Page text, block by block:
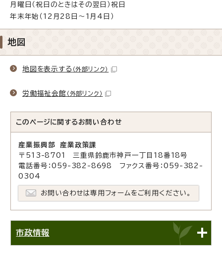
月曜日（祝日のときはその翌日）祝日
年末年始（12月28日～1月4日）
地図
地図を表示する （外部リンク）
労働福祉会館 （外部リンク）
このページに関する お問い合わせ
産業振興部 産業政策課
〒513-8701 三重県鈴鹿市神戸一丁目18番18号
電話番号：059-382-8698 ファクス番号：059-382-
0304
お問い合わせは専用フォームをご利用ください。
市政情報